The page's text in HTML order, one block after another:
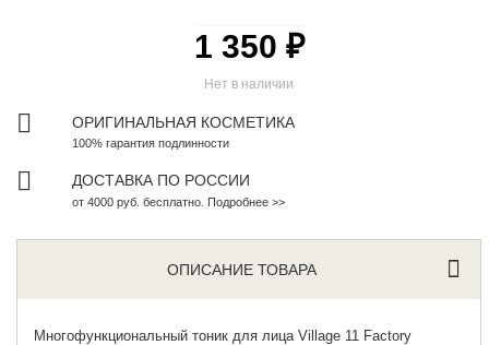
Нет в наличии
1 350 ₽
ОРИГИНАЛЬНАЯ КОСМЕТИКА
100% гарантия подлинности
ДОСТАВКА ПО РОССИИ
от 4000 руб. бесплатно. Подробнее >>
ОПИСАНИЕ ТОВАРА
Многофункциональный тоник для лица Village 11 Factory